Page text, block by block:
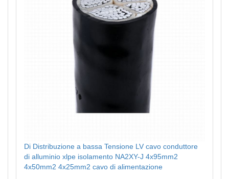
Di Distribuzione a bassa Tensione LV cavo conduttore
di alluminio xlpe isolamento NA2XY-J 4x95mm2
4x50mm2 4x25mm2 cavo di alimentazione